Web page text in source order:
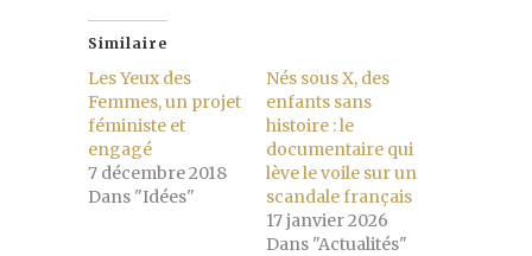
Similaire
Les Yeux des
Femmes, un projet
féministe et
engagé
7 décembre 2018
Dans "Idées"
Nés sous X, des
enfants sans
histoire : le
documentaire qui
lève le voile sur un
scandale français
17 janvier 2026
Dans "Actualités"